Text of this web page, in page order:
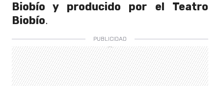
Biobío y producido por el Teatro
Biobío.